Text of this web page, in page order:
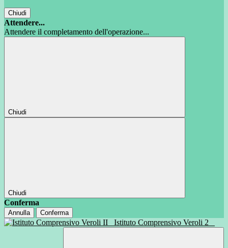
Chiudi
Attendere...
Attendere il completamento dell'operazione...
Chiudi
Chiudi
Conferma
Annulla Conferma
Istituto Comprensivo Veroli 2